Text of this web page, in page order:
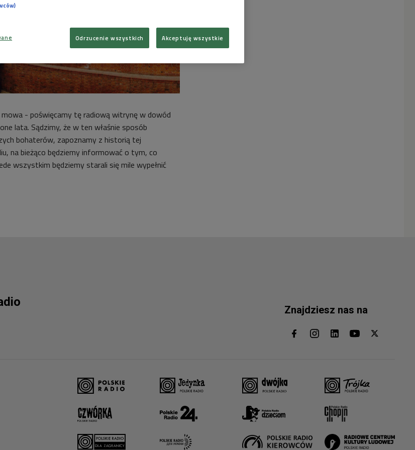
- poświęcamy tę radiową witrynę w dowód
lata. Sądzimy, że w ten właśnie sposób
bohaterów, zapoznamy z historią tej
na bieżąco będziemy informować o tym, co
wszystkim będziemy starali się mile wypełnić
Znajdziesz nas na
Odrzucenie wszystkich Akceptuję wszystkie